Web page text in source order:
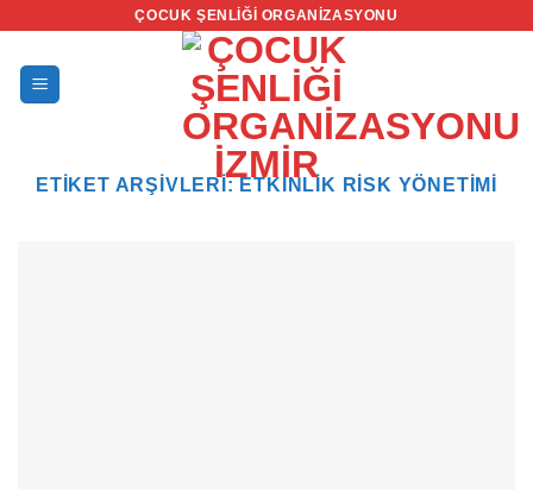
ÇOCUK ŞENLIĞI ORGANIZASYONU
ETIKET ARŞIVLERI: ETKINLIK RISK YÖNETIMI